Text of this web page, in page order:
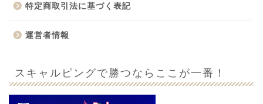
特定商取引法に基づく表記
運営者情報
スキャルピングで勝つならここが一番！